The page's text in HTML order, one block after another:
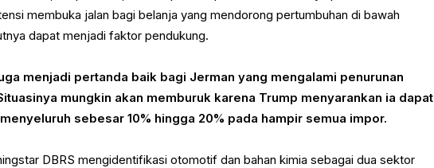
membuka jalan bagi belanja yang mendorong pertumbuhan di bawah
dapat menjadi faktor pendukung.
menjadi pertanda baik bagi Jerman yang mengalami penurunan
mungkin akan memburuk karena Trump menyarankan ia dapat
sebesar 10% hingga 20% pada hampir semua impor.
DBRS mengidentifikasi otomotif dan bahan kimia sebagai dua sektor